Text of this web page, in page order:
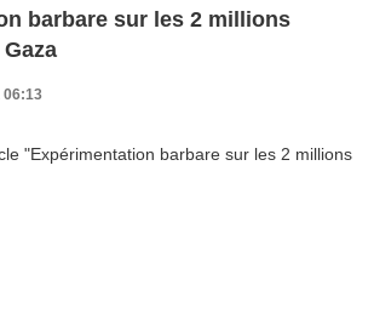
barbare sur les 2 millions
06:13